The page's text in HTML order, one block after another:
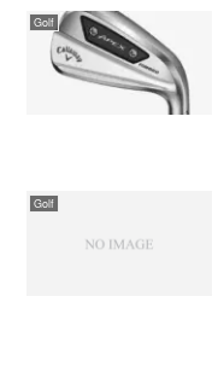
Golf
Golf